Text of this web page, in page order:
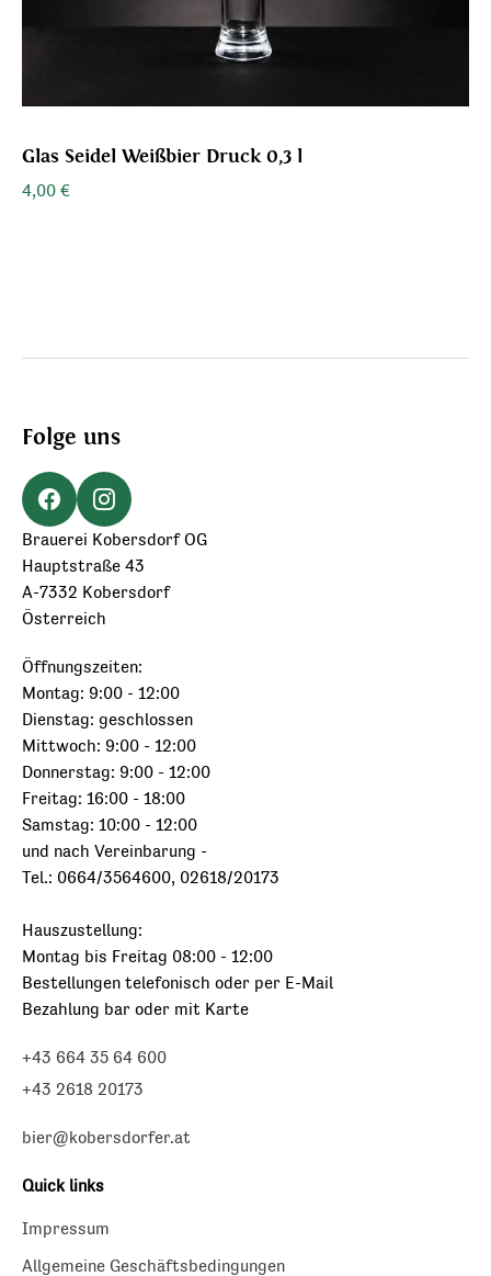
Glas Seidel Weißbier Druck 0,3 l
4,00 €
Folge uns
Brauerei Kobersdorf OG
Hauptstraße 43
A-7332 Kobersdorf
Österreich
Öffnungszeiten:
Montag: 9:00 - 12:00
Dienstag: geschlossen
Mittwoch: 9:00 - 12:00
Donnerstag: 9:00 - 12:00
Freitag: 16:00 - 18:00
Samstag: 10:00 - 12:00
und nach Vereinbarung -
Tel.: 0664/3564600, 02618/20173
Hauszustellung:
Montag bis Freitag 08:00 - 12:00
Bestellungen telefonisch oder per E-Mail
Bezahlung bar oder mit Karte
+43 664 35 64 600
+43 2618 20173
bier@kobersdorfer.at
Quick links
Impressum
Allgemeine Geschäftsbedingungen